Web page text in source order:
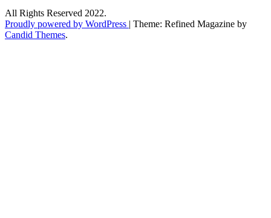
All Rights Reserved 2022.
Proudly powered by WordPress | Theme: Refined Magazine by
Candid Themes.